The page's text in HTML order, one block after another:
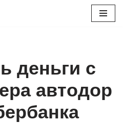
деньги с
автодор